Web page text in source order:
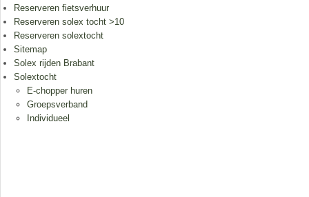
Reserveren fietsverhuur
Reserveren solex tocht >10
Reserveren solextocht
Sitemap
Solex rijden Brabant
Solextocht
E-chopper huren
Groepsverband
Individueel